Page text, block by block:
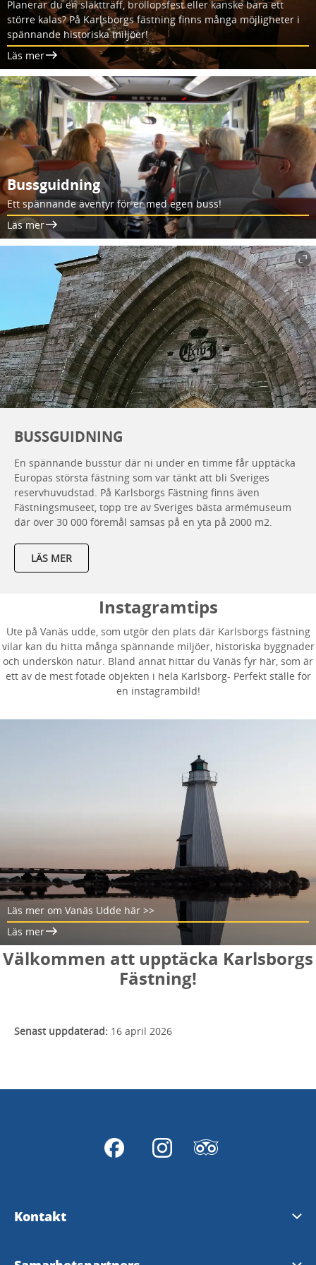
Planerar du en släktträff, bröllopsfest eller kanske bara ett
större kalas? På Karlsborgs fästning finns många möjligheter i
spännande historiska miljöer!
Läs mer
Bussguidning
Ett spännande äventyr för er med egen buss!
Läs mer
BUSSGUIDNING
En spännande busstur där ni under en timme får upptäcka
Europas största fästning som var tänkt att bli Sveriges
reservhuvudstad. På Karlsborgs Fästning finns även
Fästningsmuseet, topp tre av Sveriges bästa armémuseum
där över 30 000 föremål samsas på en yta på 2000 m2.
LÄS MER
Instagramtips
Ute på Vanäs udde, som utgör den plats där Karlsborgs fästning
vilar kan du hitta många spännande miljöer, historiska byggnader
och underskön natur. Bland annat hittar du Vanäs fyr här, som är
ett av de mest fotade objekten i hela Karlsborg- Perfekt ställe för
en instagrambild!
Läs mer om Vanäs Udde här >>
Läs mer
Välkommen att upptäcka Karlsborgs
Fästning!
Senast uppdaterad: 16 april 2026
Kontakt
Kontakta oss